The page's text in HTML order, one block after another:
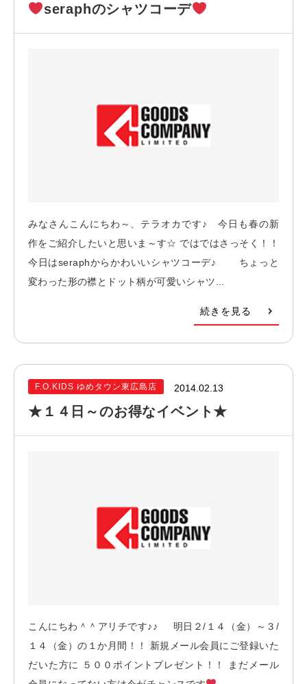
seraphのシャツコーデ
みなさんこんにちわ～、テラオカです♪ 今日も春の新
作をご紹介したいと思いま～す☆ ではではさっそく！！
今日はseraphからかわいいシャツコーデ♪ ちょっと
変わった形の襟とドット柄が可愛いシャツ...
続きを見る
F.O.KIDS ゆめタウン東広島店 2014.02.13
★１４日～のお得なイベント★
こんにちわ＾＾アリチです♪♪ 明日２/１４（金）～３/
１４（金）の１か月間！！ 新規メール会員にご登録いた
だいた方に ５００ポイントプレゼント！！ まだメール